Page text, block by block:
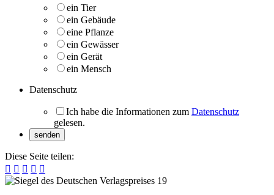
ein Tier
ein Gebäude
eine Pflanze
ein Gewässer
ein Gerät
ein Mensch
Datenschutz
Ich habe die Informationen zum Datenschutz
gelesen.
senden
Diese Seite teilen:
    